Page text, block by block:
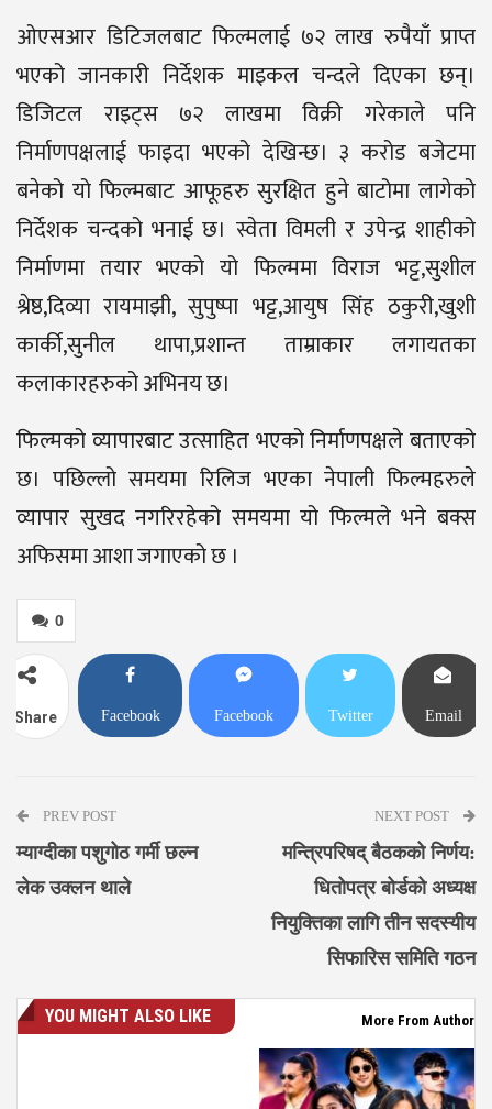
ओएसआर डिटिजलबाट फिल्मलाई ७२ लाख रुपैयाँ प्राप्त
भएको जानकारी निर्देशक माइकल चन्दले दिएका छन्।
डिजिटल राइट्स ७२ लाखमा विक्री गरेकाले पनि
निर्माणपक्षलाई फाइदा भएको देखिन्छ। ३ करोड बजेटमा
बनेको यो फिल्मबाट आफूहरु सुरक्षित हुने बाटोमा लागेको
निर्देशक चन्दको भनाई छ। स्वेता विमली र उपेन्द्र शाहीको
निर्माणमा तयार भएको यो फिल्ममा विराज भट्ट,सुशील
श्रेष्ठ,दिव्या रायमाझी, सुपुष्पा भट्ट,आयुष सिंंह ठकुरी,खुशी
कार्की,सुनील थापा,प्रशान्त ताम्राकार लगायतका
कलाकारहरुको अभिनय छ।
फिल्मको व्यापारबाट उत्साहित भएको निर्माणपक्षले बताएको
छ। पछिल्लो समयमा रिलिज भएका नेपाली फिल्महरुले
व्यापार सुखद नगरिरहेको समयमा यो फिल्मले भने बक्स
अफिसमा आशा जगाएको छ ।
0
Share Facebook Facebook Twitter Email
PREV POST
म्याग्दीका पशुगोठ गर्मी छल्न
लेक उक्लन थाले
NEXT POST
मन्त्रिपरिषद् बैठकको निर्णय:
धितोपत्र बोर्डको अध्यक्ष
नियुक्तिका लागि तीन सदस्यीय
सिफारिस समिति गठन
YOU MIGHT ALSO LIKE More From Author